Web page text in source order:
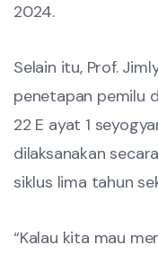
2024.
Selain itu, Prof.
penetapan pemilu
22 E ayat 1
dilaksanakan
siklus lima tahun
“Kalau kita mau